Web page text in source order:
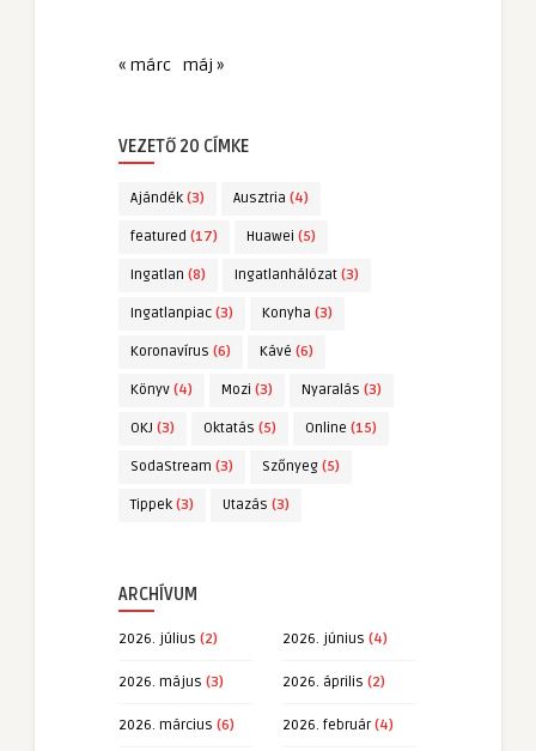
« márc máj »
VEZETŐ 20 CÍMKE
Ajándék (3) Ausztria (4)
featured (17) Huawei (5)
Ingatlan (8) Ingatlanhálózat (3)
Ingatlanpiac (3) Konyha (3)
Koronavírus (6) Kávé (6)
Könyv (4) Mozi (3) Nyaralás (3)
OKJ (3) Oktatás (5) Online (15)
SodaStream (3) Szőnyeg (5)
Tippek (3) Utazás (3)
ARCHÍVUM
2026. július (2) 2026. június (4)
2026. május (3) 2026. április (2)
2026. március (6) 2026. február(4)